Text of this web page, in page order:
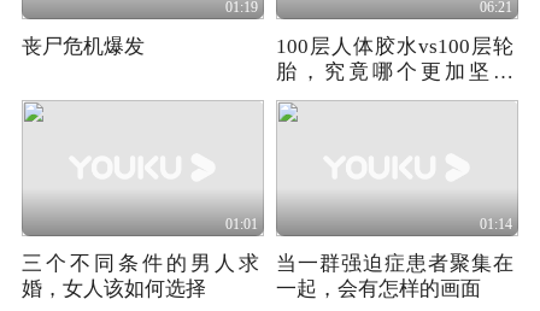
01:19
丧尸危机爆发
06:21
100层人体胶水vs100层轮
胎，究竟哪个更加坚固
呢？
01:01
三个不同条件的男人求
婚，女人该如何选择
01:14
当一群强迫症患者聚集在
一起，会有怎样的画面